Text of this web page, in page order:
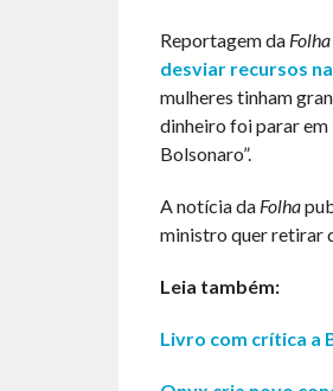
Reportagem da Folha
desviar recursos
mulheres tinham
dinheiro foi parar em
Bolsonaro”.
A notícia da Folha
ministro quer retirar
Leia também:
Livro com crítica a